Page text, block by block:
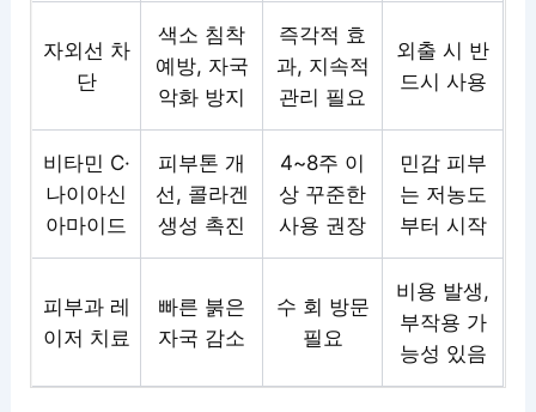
자외선 차
단
색소 침착
예방, 자국
악화 방지
즉각적 효
과, 지속적
관리 필요
외출 시 반
드시 사용
비타민 C·
나이아신
아마이드
피부톤 개
선, 콜라겐
생성 촉진
4~8주 이
상 꾸준한
사용 권장
민감 피부
는 저농도
부터 시작
피부과 레
이저 치료
빠른 붉은
자국 감소
수 회 방문
필요
비용 발생,
부작용 가
능성 있음